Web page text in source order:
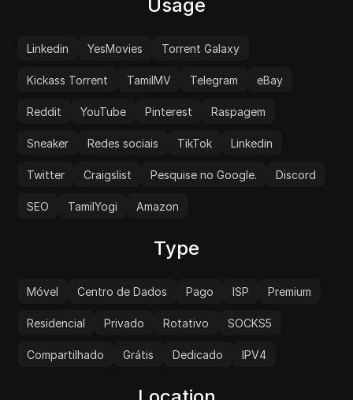
Usage
Linkedin YesMovies Torrent Galaxy
Kickass Torrent TamilMV Telegram eBay
Reddit YouTube Pinterest Raspagem
Sneaker Redes sociais TikTok Linkedin
Twitter Craigslist Pesquise no Google. Discord
SEO TamilYogi Amazon
Type
Móvel Centro de Dados Pago ISP Premium
Residencial Privado Rotativo SOCKS5
Compartilhado Grátis Dedicado IPV4